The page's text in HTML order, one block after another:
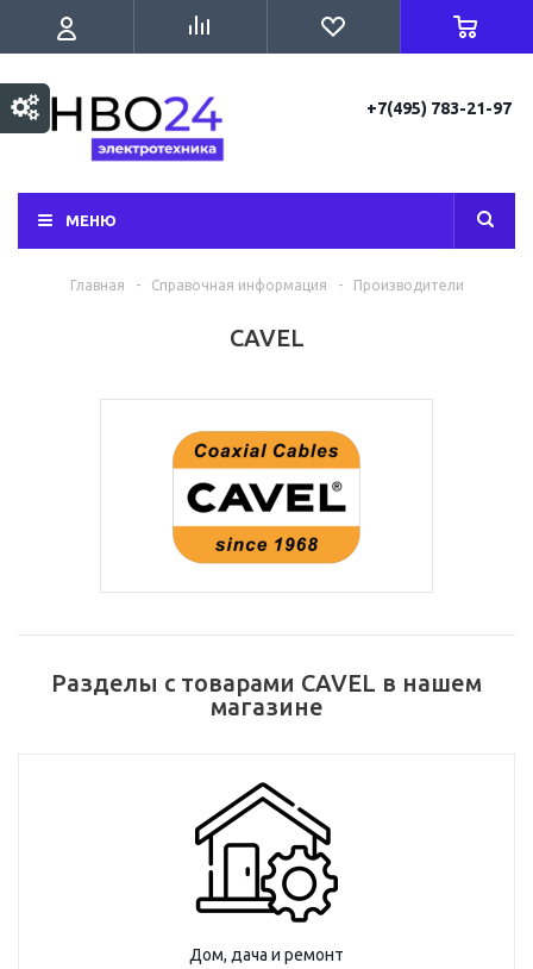
+7(495) 783-21-97
МЕНЮ
Главная - Справочная информация - Производители
CAVEL
Разделы с товарами CAVEL в нашем
магазине
Дом, дача и ремонт